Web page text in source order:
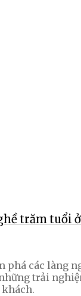
trăm tuổi
phá các làng
trải